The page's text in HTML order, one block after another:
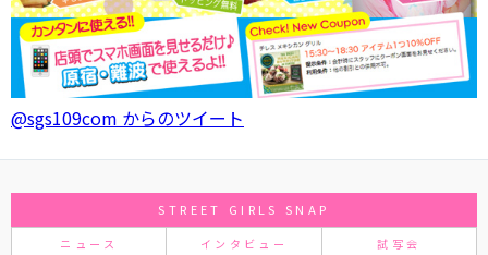
@sgs109com からのツイート
STREET GIRLS SNAP
ニュース インタビュー 試写会